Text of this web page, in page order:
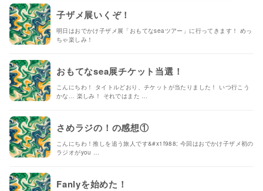
子ザメ展いくぞ！
明日はおでかけ子ザメ展「おもてなseaツアー」に行ってきます！ めっ
ちゃ楽しみ！
おもてなsea展チケット当選！
こんにちわ！ タイトルどおり、チケットが当たりました！ いつ行こう
かな… 楽しみ！ それではまた …
さめラジの！の感想①
こんにちわ！推しを追う旅人です&#x1f988; 今回はおでかけ子ザメ初の
ラジオがyou …
Fanlyを始めた！